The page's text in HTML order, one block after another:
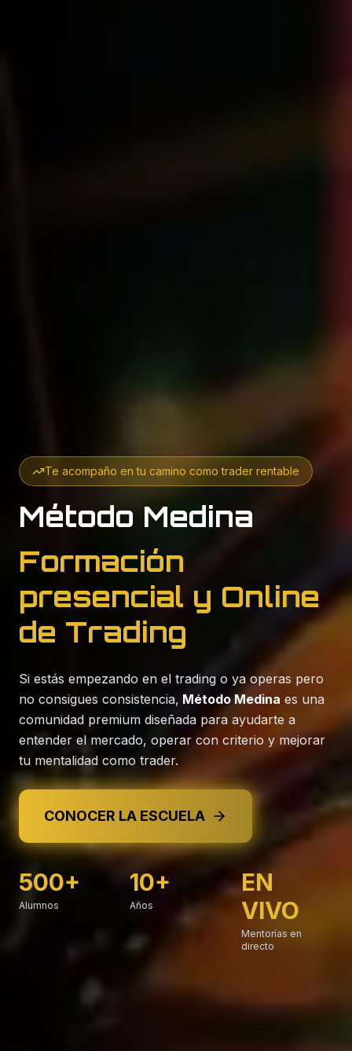
Te acompaño en tu camino como trader rentable
Método Medina
Formación
presencial y Online
de Trading
Si estás empezando en el trading o ya operas pero
no consigues consistencia, Método Medina es una
comunidad premium diseñada para ayudarte a
entender el mercado, operar con criterio y mejorar
tu mentalidad como trader.
CONOCER LA ESCUELA
500+
Alumnos
10+
Años
EN
VIVO
Mentorías en
directo